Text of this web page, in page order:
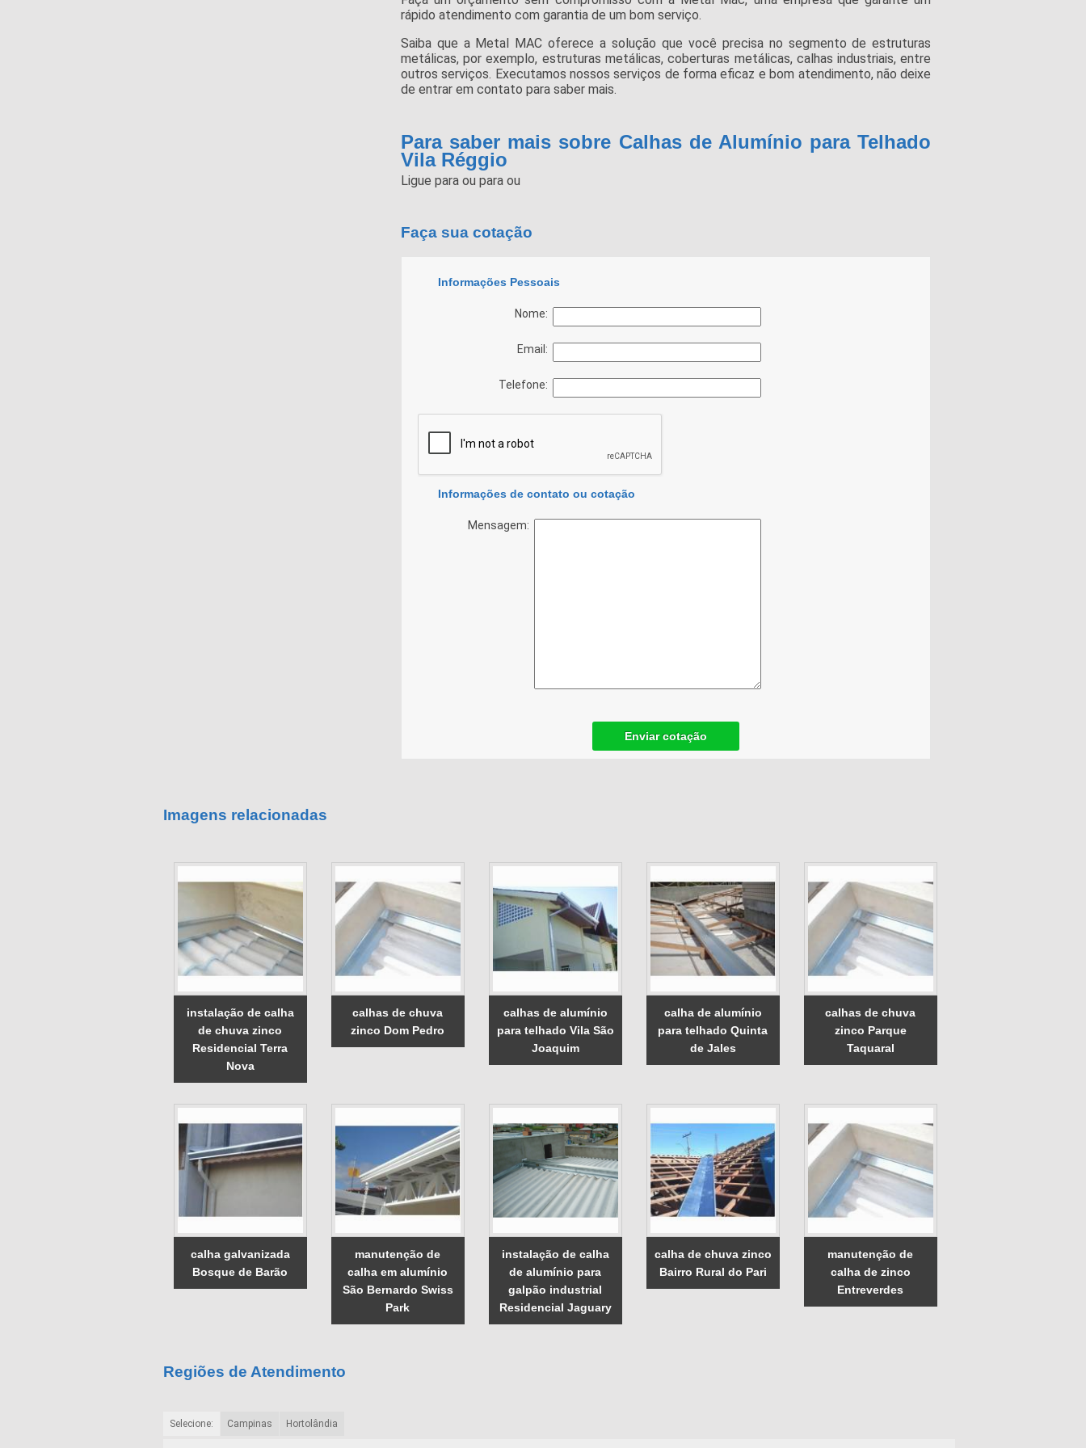
rápido atendimento com garantia de um bom serviço.
Saiba que a Metal MAC oferece a solução que você precisa no segmento de estruturas
metálicas, por exemplo, estruturas metálicas, coberturas metálicas, calhas industriais, entre
outros serviços. Executamos nossos serviços de forma eficaz e bom atendimento, não deixe
de entrar em contato para saber mais.
Para saber mais sobre Calhas de Alumínio para Telhado
Vila Réggio
Ligue para ou para ou
Faça sua cotação
Informações Pessoais
Nome:
Email:
Telefone:
Informações de contato ou cotação
Mensagem:
Enviar cotação
Imagens relacionadas
instalação de calha
de chuva zinco
Residencial Terra
Nova
calhas de chuva
zinco Dom Pedro
calhas de alumínio
para telhado Vila São
Joaquim
calha de alumínio
para telhado Quinta
de Jales
calhas de chuva
zinco Parque
Taquaral
calha galvanizada
Bosque de Barão
manutenção de
calha em alumínio
São Bernardo Swiss
Park
instalação de calha
de alumínio para
galpão industrial
Residencial Jaguary
calha de chuva zinco
Bairro Rural do Pari
manutenção de
calha de zinco
Entreverdes
Regiões de Atendimento
Selecione: Campinas Hortolândia